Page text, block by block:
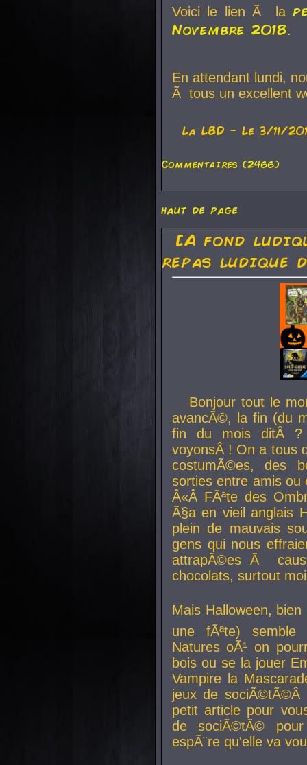
Voici le lien Ã la
Novembre 2018.
En attendant lundi,
Ã tous un excellent
La LBD - Le 3/11/
Commentaires (2466)
haut de page
[A fond
repas ludique
Bonjour tout le
avancÃ©, la fin (du
fin du mois ditÂ ?
voyonsÂ ! On a tous
costumÃ©es, des
sorties entre amis
Â«Â FÃªte des
Ã§a en vieil anglais
plein de mauvais
gens qui nous
attrapÃ©es Ã
chocolats, surtout
Mais Halloween, bien
une fÃªte) semble
Natures oÃ¹ on
bois ou se la jouer
Vampire la
jeux de
petit article pour
de sociÃ©tÃ©
espÃ¨re qu'elle va